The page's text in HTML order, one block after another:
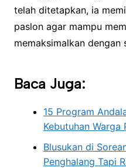
telah ditetapkan, ia
paslon agar mampu
memaksimalkan dengan
Baca Juga:
15 Program
Kebutuhan Warga
Blusukan di
Penghalang Tapi